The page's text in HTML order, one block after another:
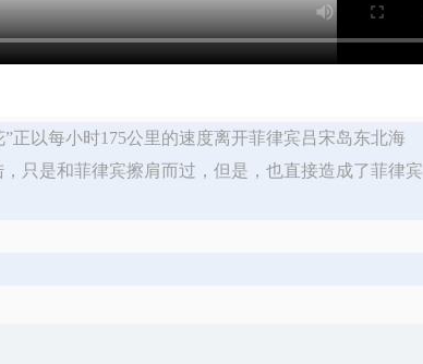
正以每小时175公里的速度离开菲律宾吕宋岛东北海
只是和菲律宾擦肩而过，但是，也直接造成了菲律宾